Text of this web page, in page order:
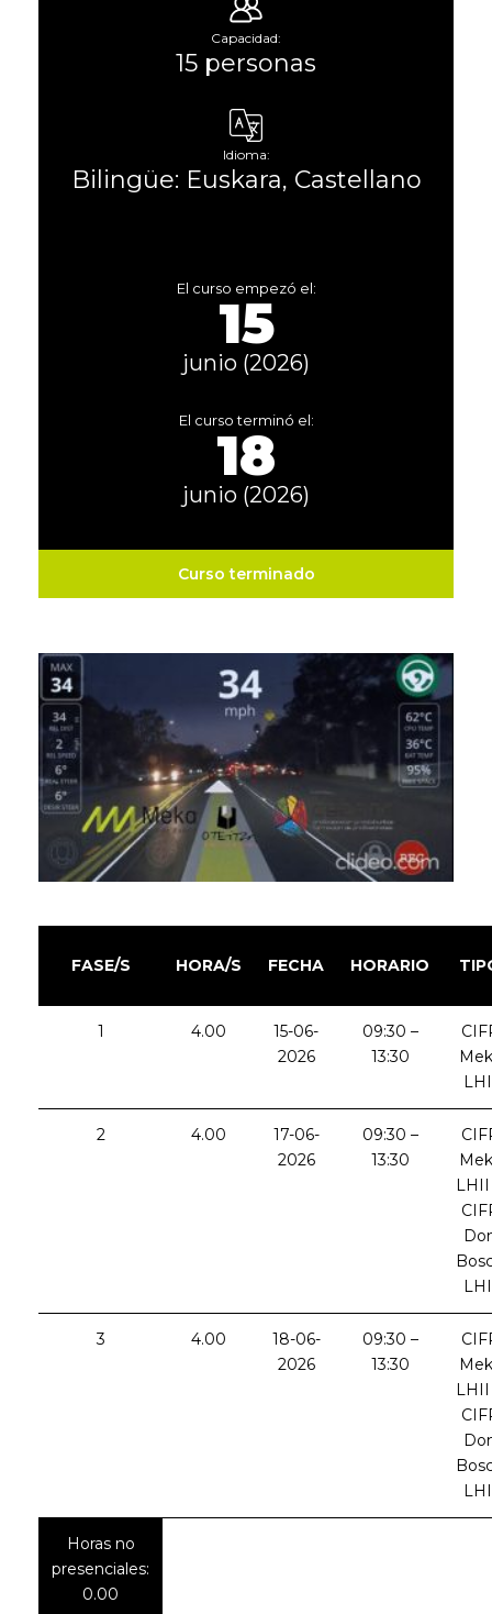
Capacidad:
15 personas
Idioma:
Bilingüe: Euskara, Castellano
El curso empezó el:
15
junio (2026)
El curso terminó el:
18
junio (2026)
Curso terminado
FASE/S HORA/S FECHA HORARIO
1 4.00
15-06-
2026
09:30 –
13:30
2 4.00
17-06-
2026
09:30 –
13:30
3 4.00
18-06-
2026
09:30 –
13:30
Horas no
presenciales:
0.00